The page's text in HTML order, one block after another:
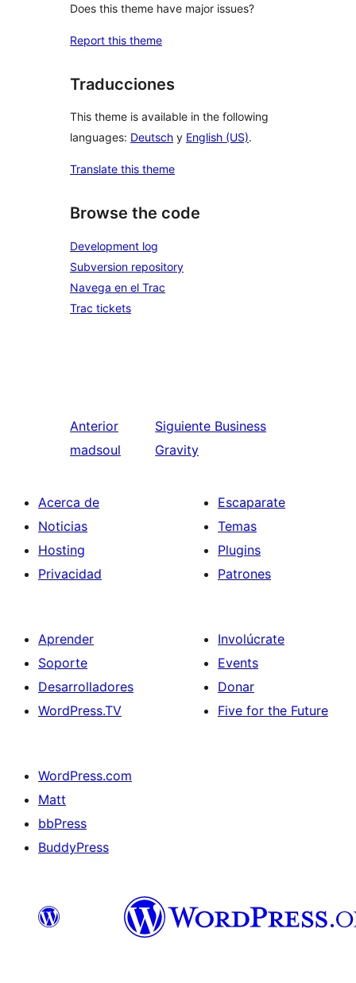
Does this theme have major issues?
Report this theme
Traducciones
This theme is available in the following
languages: Deutsch y English (US).
Translate this theme
Browse the code
Development log
Subversion repository
Navega en el Trac
Trac tickets
Anterior
madsoul
Siguiente Business
Gravity
Acerca de
Noticias
Hosting
Privacidad
Escaparate
Temas
Plugins
Patrones
Aprender
Soporte
Desarrolladores
WordPress.TV
Involúcrate
Events
Donar
Five for the Future
WordPress.com
Matt
bbPress
BuddyPress